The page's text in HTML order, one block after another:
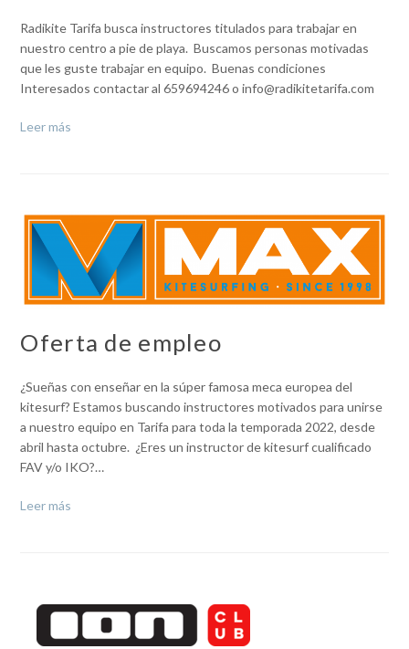
Radikite Tarifa busca instructores titulados para trabajar en
nuestro centro a pie de playa. Buscamos personas motivadas
que les guste trabajar en equipo. Buenas condiciones
Interesados contactar al 659694246 o info@radikitetarifa.com
Leer más
Oferta de empleo
¿Sueñas con enseñar en la súper famosa meca europea del
kitesurf? Estamos buscando instructores motivados para unirse
a nuestro equipo en Tarifa para toda la temporada 2022, desde
abril hasta octubre. ¿Eres un instructor de kitesurf cualificado
FAV y/o IKO?…
Leer más